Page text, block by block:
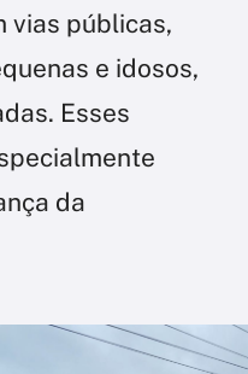
vias públicas,
e idosos,
Esses
da